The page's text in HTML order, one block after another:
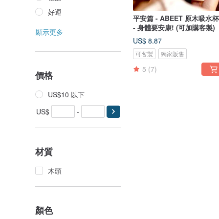
好運
顯示更多
價格
US$10 以下
US$
-
材質
木頭
顏色
平安篇 - ABEET 原木吸水杯墊
- 身體要安康! (可加購客製)
US$ 8.87
可客製 獨家販售
5 (7)